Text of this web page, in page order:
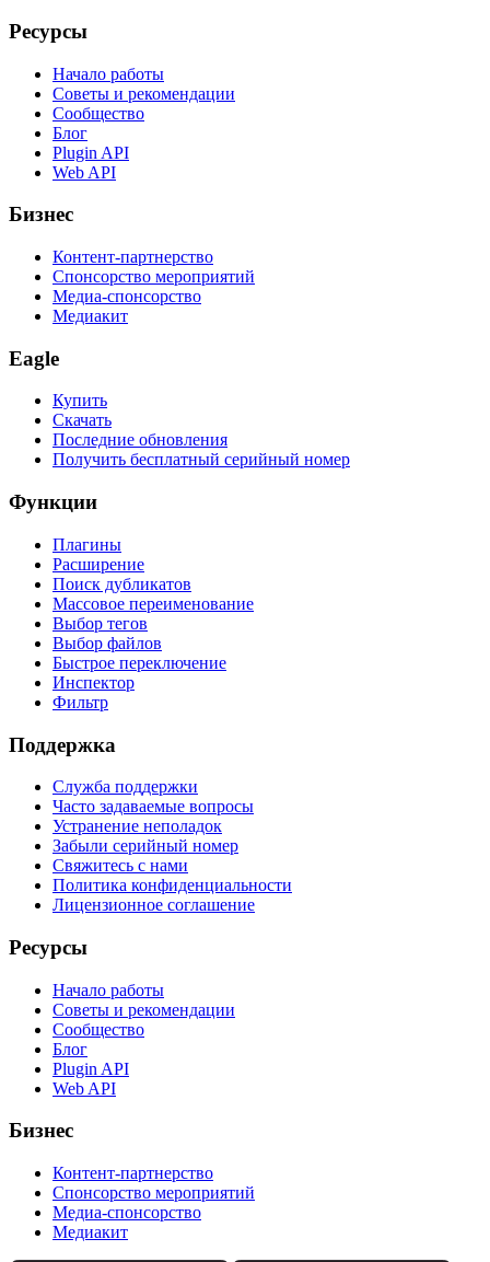
Ресурсы
Начало работы
Советы и рекомендации
Сообщество
Блог
Plugin API
Web API
Бизнес
Контент-партнерство
Спонсорство мероприятий
Медиа-спонсорство
Медиакит
Eagle
Купить
Скачать
Последние обновления
Получить бесплатный серийный номер
Функции
Плагины
Расширение
Поиск дубликатов
Массовое переименование
Выбор тегов
Выбор файлов
Быстрое переключение
Инспектор
Фильтр
Поддержка
Служба поддержки
Часто задаваемые вопросы
Устранение неполадок
Забыли серийный номер
Свяжитесь с нами
Политика конфиденциальности
Лицензионное соглашение
Ресурсы
Начало работы
Советы и рекомендации
Сообщество
Блог
Plugin API
Web API
Бизнес
Контент-партнерство
Спонсорство мероприятий
Медиа-спонсорство
Медиакит